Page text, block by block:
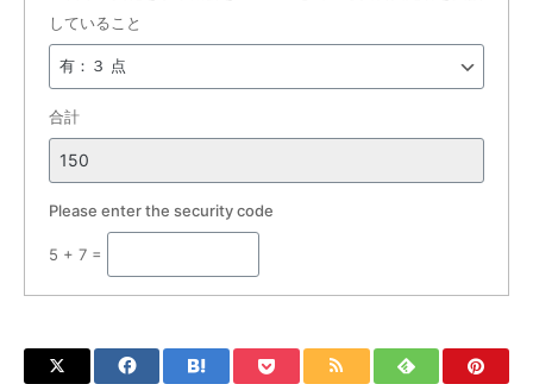
していること
合計
Please enter the security code
5 + 7 =